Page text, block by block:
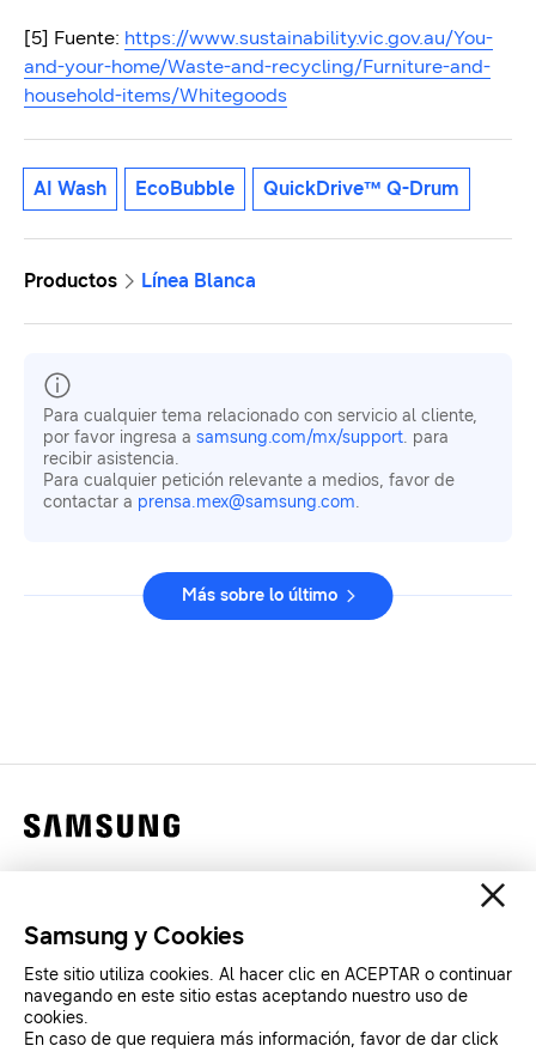
[5] Fuente: https://www.sustainability.vic.gov.au/You-
and-your-home/Waste-and-recycling/Furniture-and-
household-items/Whitegoods
AI Wash EcoBubble QuickDrive™ Q-Drum
Productos Línea Blanca
Para cualquier tema relacionado con servicio al cliente,
por favor ingresa a samsung.com/mx/support. para
recibir asistencia.
Para cualquier petición relevante a medios, favor de
contactar a prensa.mex@samsung.com.
Más sobre lo último
Legales
SAMSUNG.COM
Samsung y Cookies
Este sitio utiliza cookies. Al hacer clic en ACEPTAR o continuar
navegando en este sitio estas aceptando nuestro uso de
cookies.
En caso de que requiera más información, favor de dar click